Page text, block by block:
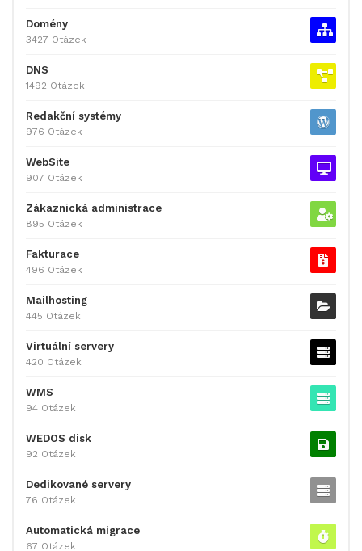
Domény
3427 Otázek
DNS
1492 Otázek
Redakční systémy
976 Otázek
WebSite
907 Otázek
Zákaznická administrace
895 Otázek
Fakturace
496 Otázek
Mailhosting
445 Otázek
Virtuální servery
420 Otázek
WMS
94 Otázek
WEDOS disk
92 Otázek
Dedikované servery
76 Otázek
Automatická migrace
67 Otázek